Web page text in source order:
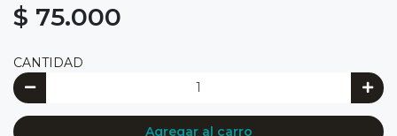
$ 75.000
CANTIDAD
Agregar al carro